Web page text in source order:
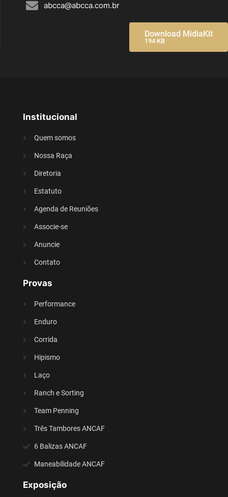
abcca@abcca.com.br
Download MidiaKit
194 KB
Institucional
Quem somos
Nossa Raça
Diretoria
Estatuto
Agenda de Reuniões
Associe-se
Anuncie
Contato
Provas
Performance
Enduro
Corrida
Hipismo
Laço
Ranch e Sorting
Team Penning
Três Tambores ANCAF
6 Balizas ANCAF
Maneabilidade ANCAF
Exposição